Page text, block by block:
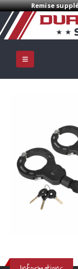
Remise